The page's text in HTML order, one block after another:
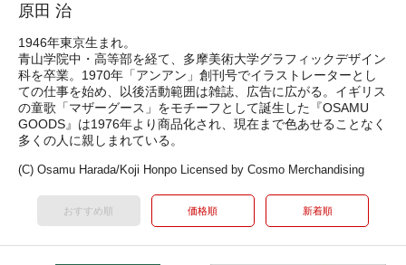
原田 治
1946年東京生まれ。
青山学院中・高等部を経て、多摩美術大学グラフィックデザイン
科を卒業。1970年「アンアン」創刊号でイラストレーターとし
ての仕事を始め、以後活動範囲は雑誌、広告に広がる。イギリス
の童歌「マザーグース」をモチーフとして誕生した『OSAMU
GOODS』は1976年より商品化され、現在まで色あせることなく
多くの人に親しまれている。
(C) Osamu Harada/Koji Honpo Licensed by Cosmo Merchandising
おすすめ順 価格順 新着順